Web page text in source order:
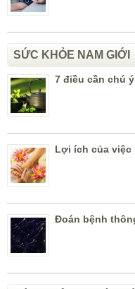
SỨC KHỎE NAM GIỚI
7 điều cần chú
Lợi ích của việc
Đoán bệnh